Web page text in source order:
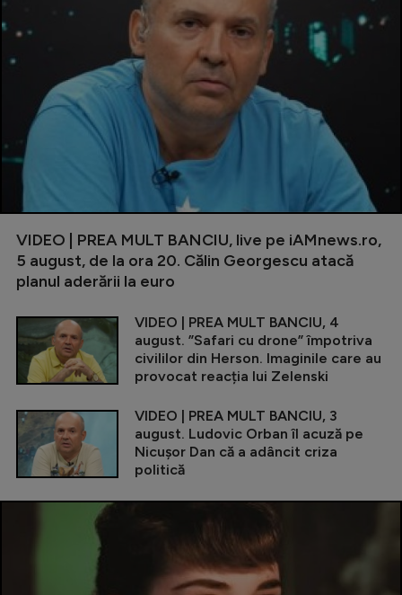
VIDEO | PREA MULT BANCIU, live pe iAMnews.ro,
5 august, de la ora 20. Călin Georgescu atacă
planul aderării la euro
VIDEO | PREA MULT BANCIU, 4
august. ”Safari cu drone” împotriva
civililor din Herson. Imaginile care au
provocat reacția lui Zelenski
VIDEO | PREA MULT BANCIU, 3
august. Ludovic Orban îl acuză pe
Nicușor Dan că a adâncit criza
politică